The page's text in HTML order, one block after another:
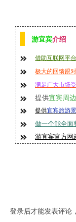
游宜宾介绍
借助互联网平
极大的回馈跟
满足广大市场
提供宜宾周
提供宜宾旅游
做一个能全面
游宜宾官方网
登录后才能发表评论